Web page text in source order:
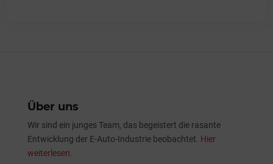
Über uns
Wir sind ein junges Team, das begeistert die rasante
Entwicklung der E-Auto-Industrie beobachtet. Hier
weiterlesen.